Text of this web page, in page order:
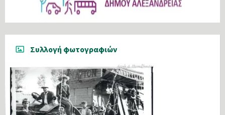
Συλλογή φωτογραφιών